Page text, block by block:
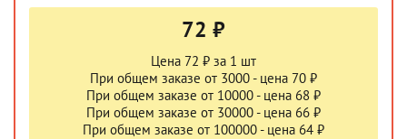
72 ₽
Цена 72 ₽ за 1 шт
При общем заказе от 3000 - цена 70 ₽
При общем заказе от 10000 - цена 68 ₽
При общем заказе от 30000 - цена 66 ₽
При общем заказе от 100000 - цена 64 ₽